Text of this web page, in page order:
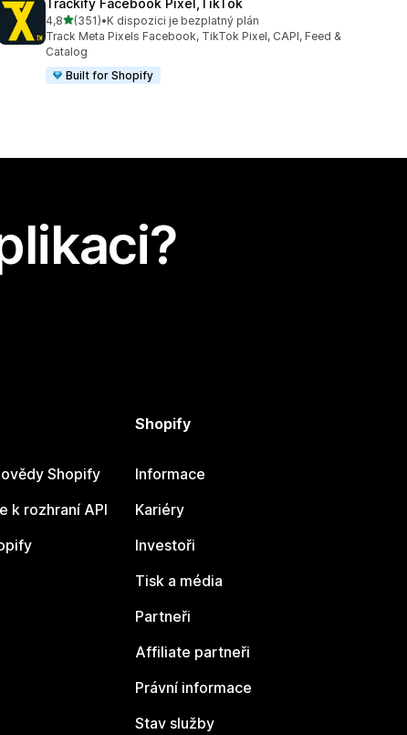
Trackify Facebook Pixel,TikTok
4,8z 5 hvězd
(351)
Celkový počet recenzí: 351
•K dispozici je bezplatný plán
Track Meta Pixels Facebook, TikTok Pixel, CAPI, Feed &
Catalog
Built for Shopify
Shopify
k rozhraní API
Shopify
Informace
Kariéry
Investoři
Tisk a média
Partneři
Affiliate partneři
Právní informace
Stav služby